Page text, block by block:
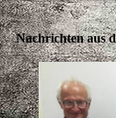
Nachrichten aus